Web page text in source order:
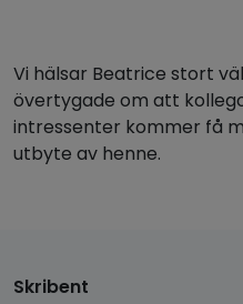
Vi hälsar Beatrice stort
övertygade om att
intressenter kommer få
utbyte av henne.
Skribent